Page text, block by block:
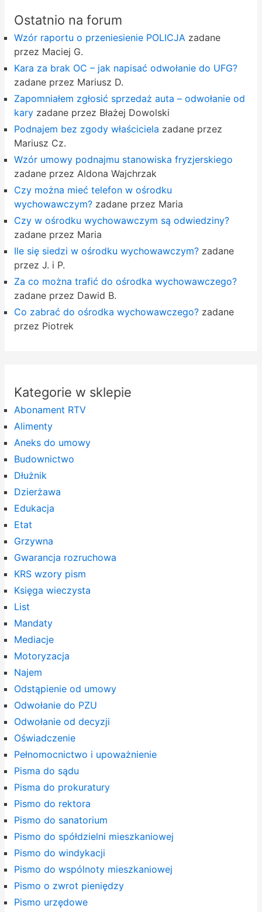
Ostatnio na forum
Wzór raportu o przeniesienie POLICJA zadane
przez Maciej G.
Kara za brak OC – jak napisać odwołanie do UFG?
zadane przez Mariusz D.
Zapomniałem zgłosić sprzedaż auta – odwołanie od
karyzadane przez Błażej Dowolski
Podnajem bez zgody właściciela zadane przez
Mariusz Cz.
Wzór umowy podnajmu stanowiska fryzjerskiego
zadane przez Aldona Wajchrzak
Czy można mieć telefon w ośrodku
wychowawczym?zadane przez Maria
Czy w ośrodku wychowawczym są odwiedziny?
zadane przez Maria
Ile się siedzi w ośrodku wychowawczym?zadane
przez J. i P.
Za co można trafić do ośrodka wychowawczego?
zadane przez Dawid B.
Co zabrać do ośrodka wychowawczego?zadane
przez Piotrek
Kategorie w sklepie
Abonament RTV
Alimenty
Aneks do umowy
Budownictwo
Dłużnik
Dzierżawa
Edukacja
Etat
Grzywna
Gwarancja rozruchowa
KRS wzory pism
Księga wieczysta
List
Mandaty
Mediacje
Motoryzacja
Najem
Odstąpienie od umowy
Odwołanie do PZU
Odwołanie od decyzji
Oświadczenie
Pełnomocnictwo i upoważnienie
Pisma do sądu
Pisma do prokuratury
Pismo do rektora
Pismo do sanatorium
Pismo do spółdzielni mieszkaniowej
Pismo do windykacji
Pismo do wspólnoty mieszkaniowej
Pismo o zwrot pieniędzy
Pismo urzędowe